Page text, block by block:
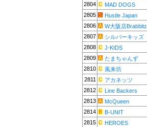
2804
MAD DOGS
2805
Hustle Japan
2806
W大阪店Brabbitz
2807
シルバーキッズ
2808
J-KIDS
2809
たまちゃんず
2810
風来坊
2811
アカネッツ
2812
Line Backers
2813
McQueen
2814
B-UNIT
2815
HEROES